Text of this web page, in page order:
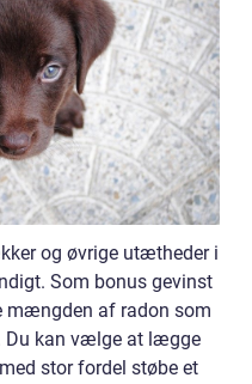
og øvrige utætheder i
Som bonus gevinst
mængden af radon som
Du kan vælge at lægge
stor fordel støbe et